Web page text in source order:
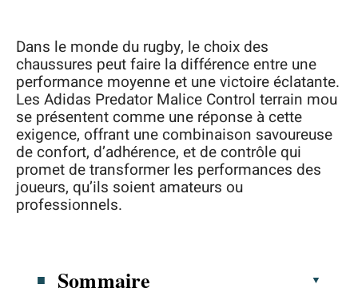
Dans le monde du rugby, le choix des
chaussures peut faire la différence entre une
performance moyenne et une victoire éclatante.
Les Adidas Predator Malice Control terrain mou
se présentent comme une réponse à cette
exigence, offrant une combinaison savoureuse
de confort, d’adhérence, et de contrôle qui
promet de transformer les performances des
joueurs, qu’ils soient amateurs ou
professionnels.
Sommaire